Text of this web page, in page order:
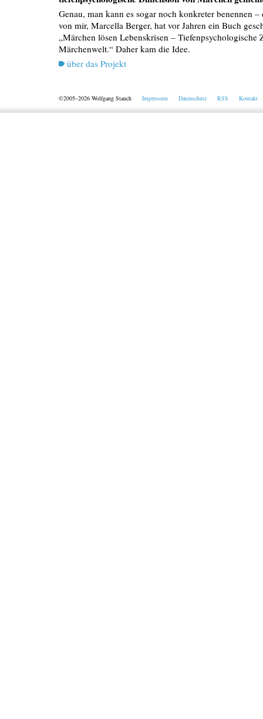
Genau, man kann es sogar noch konkreter benennen
von mir, Marcella Berger, hat vor Jahren ein Buch
„Märchen lösen Lebenskrisen – Tiefenpsychologische
Märchenwelt.“ Daher kam die Idee.
über das Projekt
©2005–2026 Wolfgang Stauch Impressum Datenschutz RSS Kontakt